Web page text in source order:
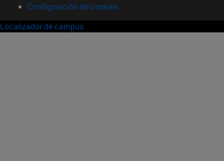
Configuración de cookies
Localizador de campus